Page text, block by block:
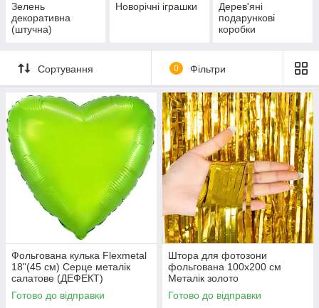
Зелень
декоративна
(штучна)
Новорічні іграшки
Дерев'яні
подарункові
коробки
Сортування 0 Фільтри
Фольгована кулька Flexmetal
18"(45 см) Серце металік
салатове (ДЕФЕКТ)
Готово до відправки
Штора для фотозони
фольгована 100х200 см
Металік золото
Готово до відправки